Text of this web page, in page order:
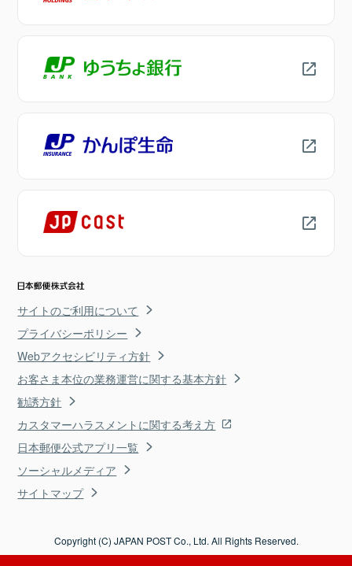
サイトのご利用について
プライバシーポリシー
Webアクセシビリティ方針
お客さま本位の業務運営に関する基本方針
勧誘方針
カスタマーハラスメントに関する考え方
日本郵便公式アプリ一覧
ソーシャルメディア
サイトマップ
Copyright (C) JAPAN POST Co., Ltd. All Rights Reserved.